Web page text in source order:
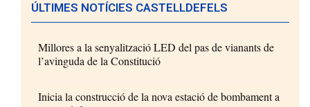
ÚLTIMES NOTÍCIES CASTELLDEFELS
Millores a la senyalització LED del pas de vianants de
l’avinguda de la Constitució
Inicia la construcció de la nova estació de bombament a